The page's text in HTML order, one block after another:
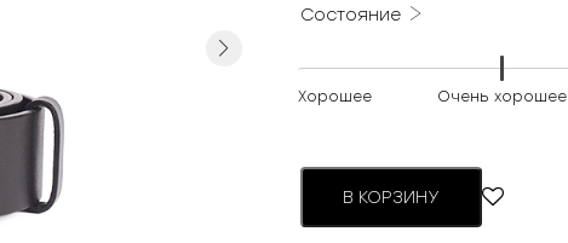
Next
Состояние
Хорошее Очень хорошее
В КОРЗИНУ